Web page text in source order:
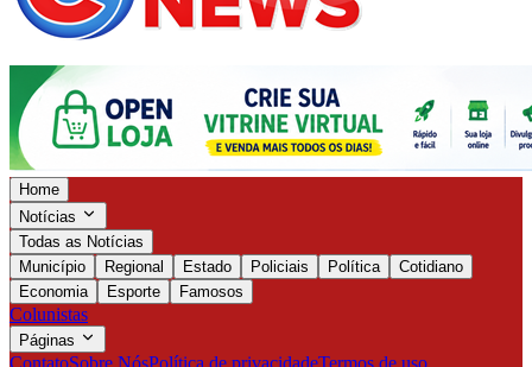
Home
Notícias
Todas as Notícias
Município
Regional Estado Policiais Política
Cotidiano
Economia
Esporte Famosos
Colunistas
Páginas
ContatoSobre NósPolítica de privacidadeTermos de uso